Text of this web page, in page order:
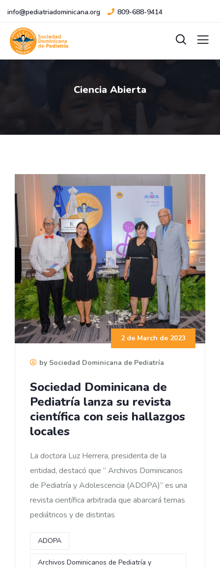
info@pediatriadominicana.org 809-688-9414
Ciencia Abierta
2 de March de 2023
by Sociedad Dominicana de Pediatría
Sociedad Dominicana de
Pediatría lanza su revista
científica con seis hallazgos
locales
La doctora Luz Herrera, presidenta de la
entidad, destacó que “ Archivos Dominicanos
de Pediatría y Adolescencia (ADOPA)” es una
revista científica arbitrada que abarcará temas
pediátricos y de distintas
ADOPA
Archivos Dominicanos de Pediatría y